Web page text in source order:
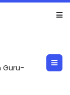
Guru-